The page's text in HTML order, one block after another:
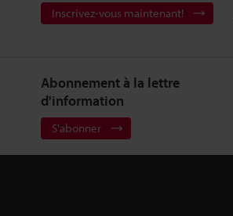
Inscrivez-vous maintenant!
Abonnement à la lettre
d'information
S'abonner